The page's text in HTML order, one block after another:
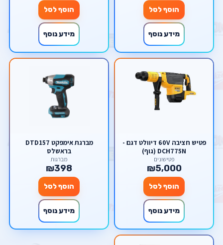
הוסף לסל
מידע נוסף
הוסף לסל
מידע נוסף
פטיש חציבה 60V דיוולט דגם -
DCH775N (גוף)
פטישונים
₪5,000
הוסף לסל
מידע נוסף
מברגת אימפקט DTD157
בראשלס
מברגות
₪398
הוסף לסל
מידע נוסף